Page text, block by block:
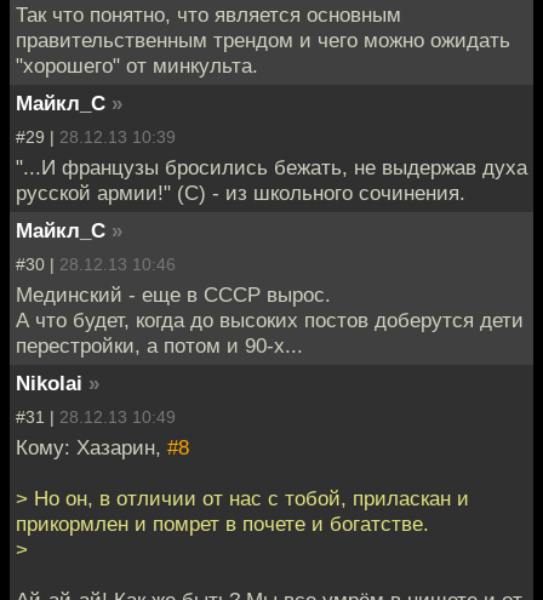
Так что понятно, что является основным
правительственным трендом и чего можно ожидать
"хорошего" от минкульта.
Майкл_С »
#29 | 28.12.13 10:39
"...И французы бросились бежать, не выдержав духа
русской армии!" (С) - из школьного сочинения.
Майкл_С »
#30 | 28.12.13 10:46
Мединский - еще в СССР вырос.
А что будет, когда до высоких постов доберутся дети
перестройки, а потом и 90-х...
Nikolai »
#31 | 28.12.13 10:49
Кому: Хазарин, #8
> Но он, в отличии от нас с тобой, приласкан и
прикормлен и помрет в почете и богатстве.
>